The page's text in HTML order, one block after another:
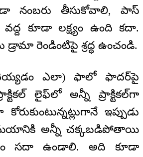
నంబరు తీసుకోవాలి, పాస్
కూడా లక్ష్యం ఉంది కదా.
రెండింటిపై శ్రద్ధ ఉంచండి.
ఎలా) ఫాలో ఫాదర్‌పై
లైఫ్‌లో అన్నీ ప్రాక్టికల్‌గా
ఇప్పుడు
అన్నీ చక్కబడిపోతాయి
సదా ఉండాలి. అది కూడా